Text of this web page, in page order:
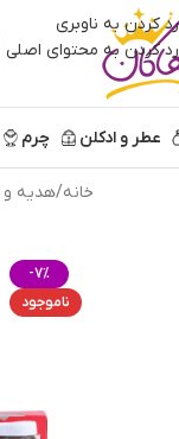
رد کردن به ناوبری
رد کردن به محتوای اصلی
عطر و ادکلن چرم
خانه/هدیه و
-7%
ناموجود